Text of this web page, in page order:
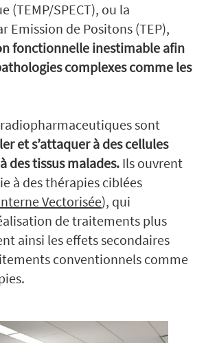
(TEMP/SPECT), ou la
Emission de Positons (TEP),
fonctionnelle inestimable afin
complexes comme les
sont
et s’attaquer à des cellules
des tissus malades. Ils ouvrent
à des thérapies ciblées
Vectorisée), qui
de traitements plus
ainsi les effets secondaires
conventionnels comme